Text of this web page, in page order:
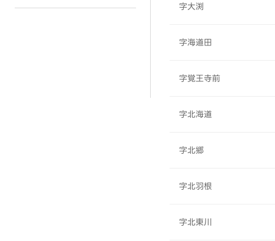
字大渕
字海道田
字覚王寺前
字北海道
字北郷
字北羽根
字北東川